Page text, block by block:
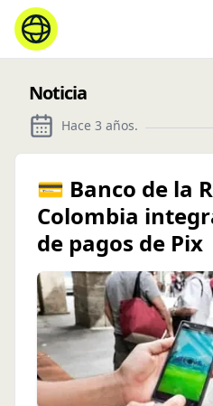
Noticia
Hace 3 años.
💳 Banco de la
Colombia
de pagos de Pix